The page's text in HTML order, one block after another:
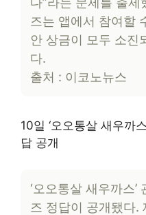
즈는 앱에서 참여할
안 상금이 모두 소진
다.
출처 : 이코노뉴스
10일 ‘오오통살 새우까
답 공개
‘오오통살 새우까스
즈 정답이 공개됐다.